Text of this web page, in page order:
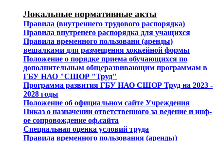
Локальные нормативные акты
Правила (внутреннего трудового распорядка)
Правила внутренего распорядка для учащихся
Правила временного пользовани (аренды)
вешалками для размещения хоккейной формы
Положение о порядке приема обучающихся по
дополнительным общеразвивающим программам в
ГБУ НАО "СШОР "Труд"
Программа развития ГБУ НАО СШОР Труд на 2023 -
2028 годы
Положение об официальном сайте Учреждения
Пиказ о назначении ответственного за ведение и инф-
ое сопровождение оф.сайта
Специальная оценка условий труда
Правила временного пользования (аренды)